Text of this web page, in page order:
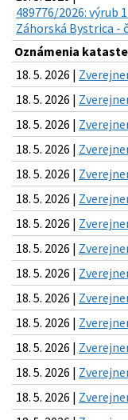
489776/2026: výrub
Záhorská Bystrica -
Oznámenia
18. 5. 2026 |
18. 5. 2026 |
18. 5. 2026 |
18. 5. 2026 |
18. 5. 2026 |
18. 5. 2026 |
18. 5. 2026 |
18. 5. 2026 |
18. 5. 2026 |
18. 5. 2026 |
18. 5. 2026 |
18. 5. 2026 |
18. 5. 2026 |
18. 5. 2026 |